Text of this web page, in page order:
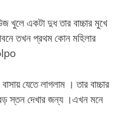
খুলে একটা দুধ তার বাচ্চার মুখে
তখন প্রথম কোন মহিলার
যেতে লাগলাম । তার বাচ্চার
স্তন দেখার জন্য ।এখন মনে